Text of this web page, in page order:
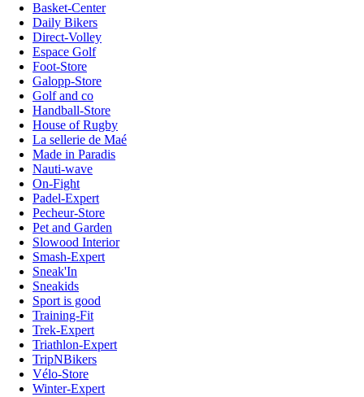
Basket-Center
Daily Bikers
Direct-Volley
Espace Golf
Foot-Store
Galopp-Store
Golf and co
Handball-Store
House of Rugby
La sellerie de Maé
Made in Paradis
Nauti-wave
On-Fight
Padel-Expert
Pecheur-Store
Pet and Garden
Slowood Interior
Smash-Expert
Sneak'In
Sneakids
Sport is good
Training-Fit
Trek-Expert
Triathlon-Expert
TripNBikers
Vélo-Store
Winter-Expert